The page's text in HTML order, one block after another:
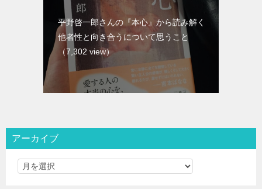
平野啓一郎さんの『本心』から読み解く
他者性と向き合うについて思うこと
（7,302 view）
アーカイブ